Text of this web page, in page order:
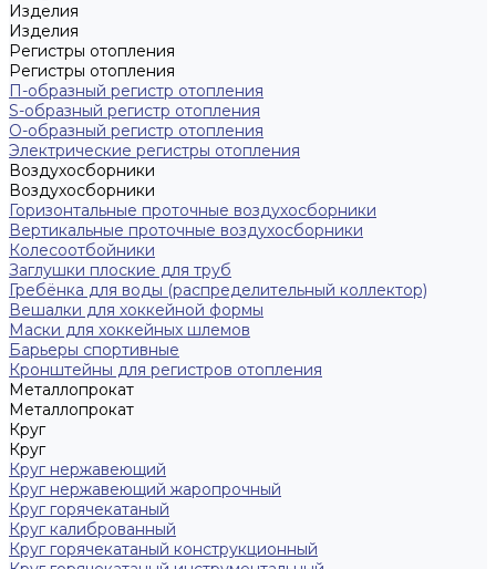
Изделия
Изделия
Регистры отопления
Регистры отопления
П-образный регистр отопления
S-образный регистр отопления
O-образный регистр отопления
Электрические регистры отопления
Воздухосборники
Воздухосборники
Горизонтальные проточные воздухосборники
Вертикальные проточные воздухосборники
Колесоотбойники
Заглушки плоские для труб
Гребёнка для воды (распределительный коллектор)
Вешалки для хоккейной формы
Маски для хоккейных шлемов
Барьеры спортивные
Кронштейны для регистров отопления
Металлопрокат
Металлопрокат
Круг
Круг
Круг нержавеющий
Круг нержавеющий жаропрочный
Круг горячекатаный
Круг калиброванный
Круг горячекатаный конструкционный